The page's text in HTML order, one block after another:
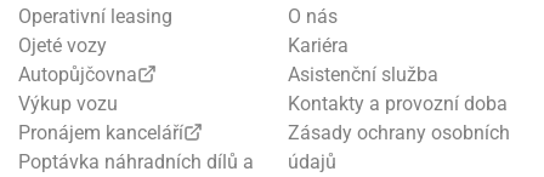
Operativní leasing
Ojeté vozy
Autopůjčovna
Výkup vozu
Pronájem kanceláří
Poptávka náhradních dílů a
O nás
Kariéra
Asistenční služba
Kontakty a provozní doba
Zásady ochrany osobních
údajů